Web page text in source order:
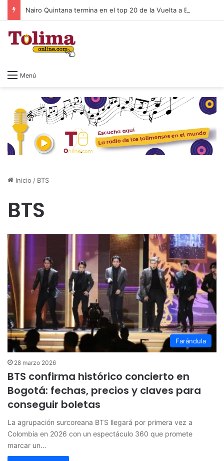
Menú
Inicio / BTS
BTS
Farándula
28 marzo 2026
BTS confirma histórico concierto en
Bogotá: fechas, precios y claves para
conseguir boletas
La agrupación surcoreana BTS llegará por primera vez a
Colombia en 2026 con un espectáculo 360 que promete
marcar un…